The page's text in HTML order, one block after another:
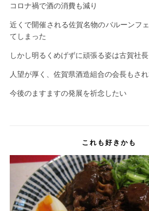
コロナ禍で酒の消費も減り
近くで開催される佐賀名物のバルーンフ
てしまった
しかし明るくめげずに頑張る姿は古賀社
人望が厚く、佐賀県酒造組合の会長もさ
今後のますますの発展を祈念したい
これも好きかも